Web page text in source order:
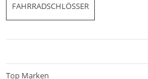
FAHRRADSCHLÖSSER
Top Marken